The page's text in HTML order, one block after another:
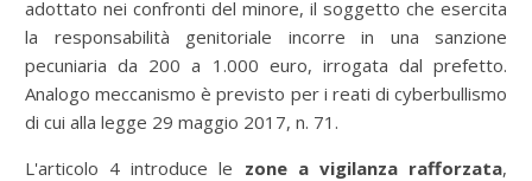
adottato nei confronti del minore, il soggetto che esercita
la responsabilità genitoriale incorre in una sanzione
pecuniaria da 200 a 1.000 euro, irrogata dal prefetto.
Analogo meccanismo è previsto per i reati di cyberbullismo
di cui alla legge 29 maggio 2017, n. 71.
L'articolo 4 introduce le zone a vigilanza rafforzata,